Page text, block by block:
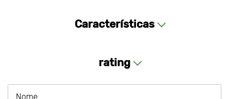
Características
rating